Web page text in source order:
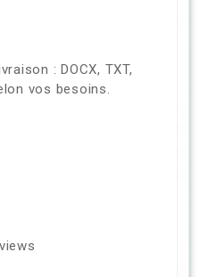
: DOCX, TXT,
vos besoins.